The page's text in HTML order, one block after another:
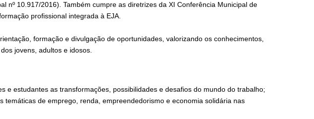
nº 10.917/2016). Também cumpre as diretrizes da XI Conferência Municipal de
profissional integrada à EJA.
formação e divulgação de oportunidades, valorizando os conhecimentos,
jovens, adultos e idosos.
e estudantes as transformações, possibilidades e desafios do mundo do trabalho;
temáticas de emprego, renda, empreendedorismo e economia solidária nas